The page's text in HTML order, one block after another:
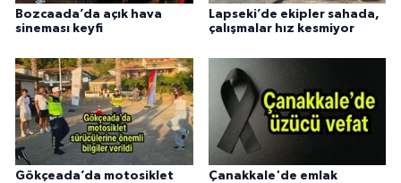
Bozcaada’da açık hava
sineması keyfi
Lapseki’de ekipler sahada,
çalışmalar hız kesmiyor
Gökçeada’da motosiklet Çanakkale'de emlak